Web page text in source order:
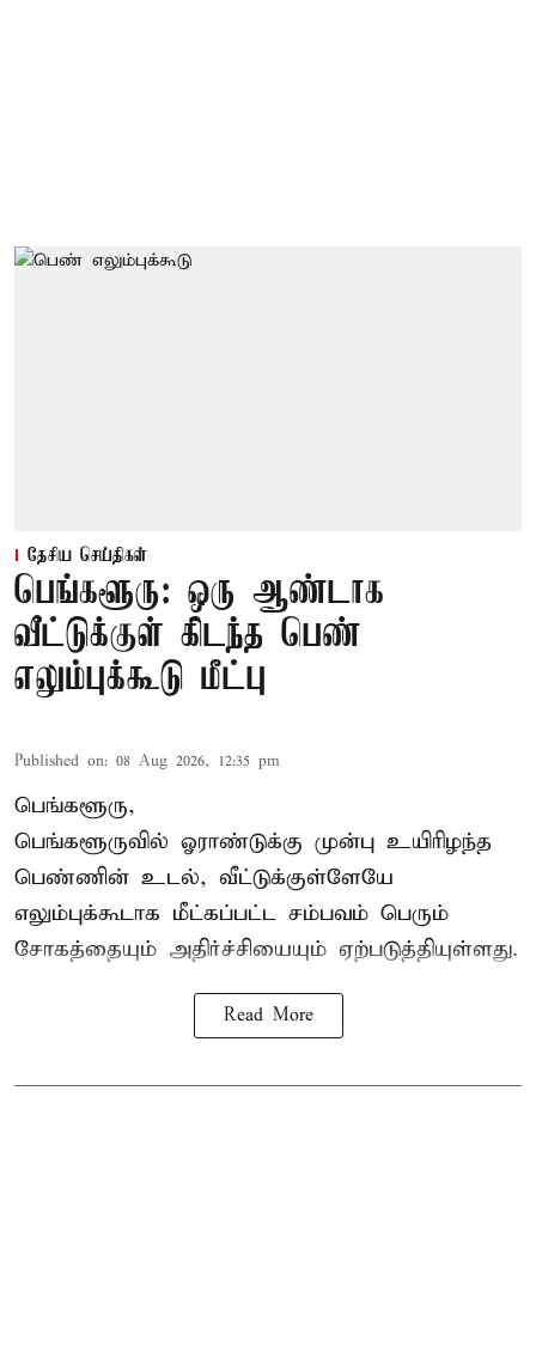
தேசிய செய்திகள்
பெங்களூரு: ஒரு ஆண்டாக
வீட்டுக்குள் கிடந்த பெண்
எலும்புக்கூடு மீட்பு
Published on: 08 Aug 2026, 12:35 pm
பெங்களூரு,
பெங்களூருவில் ஓராண்டுக்கு முன்பு உயிரிழந்த
பெண்ணின் உடல், வீட்டுக்குள்ளேயே
எலும்புக்கூடாக மீட்கப்பட்ட சம்பவம் பெரும்
சோகத்தையும் அதிர்ச்சியையும் ஏற்படுத்தியுள்ளது.
Read More